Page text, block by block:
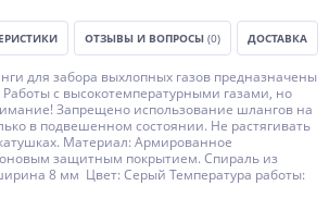
ОТЗЫВЫ И ВОПРОСЫ (0) ДОСТАВКА
для забора выхлопных газов предназначены
Работы с высокотемпературными газами, но
Запрещено использование шлангов на
в подвешенном состоянии. Не растягивать
Материал: Армированное
защитным покрытием. Спираль из
8 мм Цвет: Серый Температура работы: